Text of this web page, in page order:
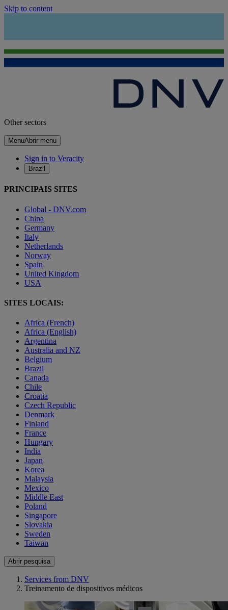
Skip to content
Other sectors
MenuAbrir menu
Sign in to Veracity
Brazil
PRINCIPAIS SITES
Global - DNV.com
China
Germany
Italy
Netherlands
Norway
Spain
United Kingdom
USA
SITES LOCAIS:
Africa (French)
Africa (English)
Argentina
Australia and NZ
Belgium
Brazil
Canada
Chile
Croatia
Czech Republic
Denmark
Finland
France
Hungary
India
Japan
Korea
Malaysia
Mexico
Middle East
Poland
Singapore
Slovakia
Sweden
Taiwan
Abrir pesquisa
Services from DNV
Treinamento de dispositivos médicos